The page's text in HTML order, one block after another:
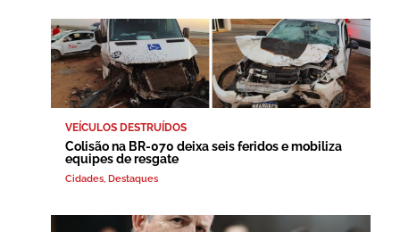
VEÍCULOS DESTRUÍDOS
Colisão na BR-070 deixa seis feridos e mobiliza
equipes de resgate
Cidades, Destaques